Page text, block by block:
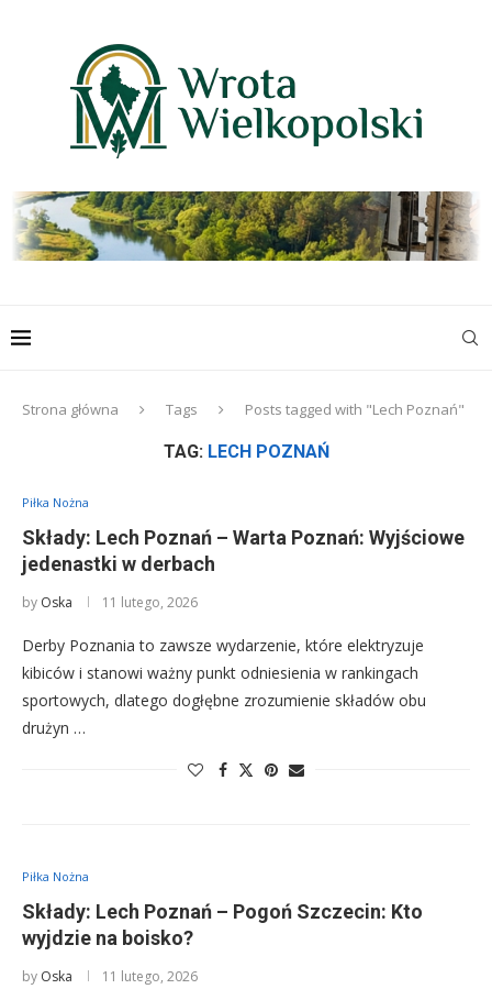
Strona główna Tags Posts tagged with "Lech Poznań"
TAG: LECH POZNAŃ
Piłka Nożna
Składy: Lech Poznań – Warta Poznań: Wyjściowe
jedenastki w derbach
by Oska 11 lutego, 2026
Derby Poznania to zawsze wydarzenie, które elektryzuje
kibiców i stanowi ważny punkt odniesienia w rankingach
sportowych, dlatego dogłębne zrozumienie składów obu
drużyn …
Piłka Nożna
Składy: Lech Poznań – Pogoń Szczecin: Kto
wyjdzie na boisko?
by Oska 11 lutego, 2026